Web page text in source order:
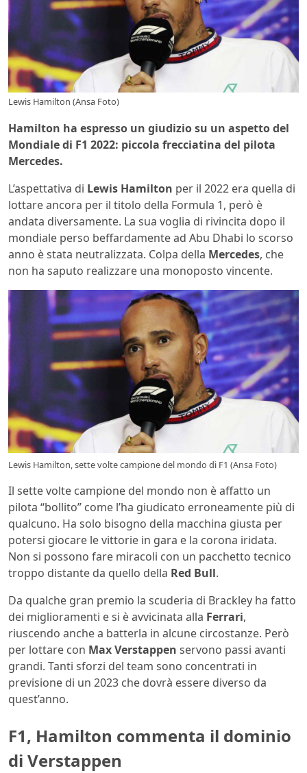
Lewis Hamilton (Ansa Foto)
Hamilton ha espresso un giudizio su un aspetto del
Mondiale di F1 2022: piccola frecciatina del pilota
Mercedes.
L’aspettativa di Lewis Hamilton per il 2022 era quella di
lottare ancora per il titolo della Formula 1, però è
andata diversamente. La sua voglia di rivincita dopo il
mondiale perso beffardamente ad Abu Dhabi lo scorso
anno è stata neutralizzata. Colpa della Mercedes, che
non ha saputo realizzare una monoposto vincente.
Lewis Hamilton, sette volte campione del mondo di F1 (Ansa Foto)
Il sette volte campione del mondo non è affatto un
pilota “bollito” come l’ha giudicato erroneamente più di
qualcuno. Ha solo bisogno della macchina giusta per
potersi giocare le vittorie in gara e la corona iridata.
Non si possono fare miracoli con un pacchetto tecnico
troppo distante da quello della Red Bull.
Da qualche gran premio la scuderia di Brackley ha fatto
dei miglioramenti e si è avvicinata alla Ferrari,
riuscendo anche a batterla in alcune circostanze. Però
per lottare con Max Verstappen servono passi avanti
grandi. Tanti sforzi del team sono concentrati in
previsione di un 2023 che dovrà essere diverso da
quest’anno.
F1, Hamilton commenta il dominio
di Verstappen